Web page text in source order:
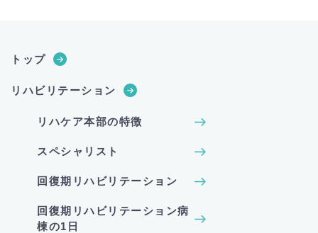
トップ
リハビリテーション
リハケア本部の特徴
スペシャリスト
回復期リハビリテーション
回復期リハビリテーション病
棟の1日